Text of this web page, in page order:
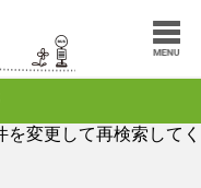
変更して再検索してく